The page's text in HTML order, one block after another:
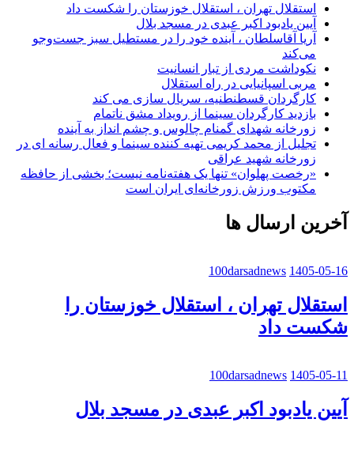
استقلال تهران ، استقلال خوزستان را شکست داد
آیین یادبود اکبر عبدی در مسجد بلال
آریا آقاسلطان ، آینده خود را در مستطیل سبز جست‌وجو
می‌کند
نکوداشت مردی از تبار انسانیت
مربی اسپانیایی در راه استقلال
کارگردان قسطنطنیه، سریال سازی می کند
بازدید کارگردان سینما از رویداد مشق ناتمام
زورخانه شهدای گمنام چالوس و چشم انداز به آینده
تجلیل از محمد کریمی تهیه کننده سینما و فعال رسانه ای در
زورخانه شهید عراقی
«رخصت پهلوان» تنها یک هفته‌نامه نیست؛ بخشی از حافظه
مکتوب ورزش زورخانه‌ای ایران است
آخرین ارسال ها
100darsadnews 1405-05-16
استقلال تهران ، استقلال خوزستان را
شکست داد
100darsadnews 1405-05-11
آیین یادبود اکبر عبدی در مسجد بلال